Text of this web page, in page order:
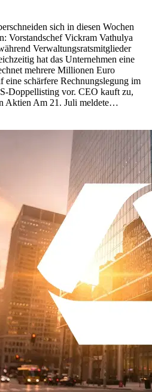
sich in diesen Wochen
Vorstandschef Vickram Vathulya
Verwaltungsratsmitglieder
hat das Unternehmen eine
mehrere Millionen Euro
eine schärfere Rechnungslegung im
Doppellisting vor. CEO kauft zu,
Aktien Am 21. Juli meldete…